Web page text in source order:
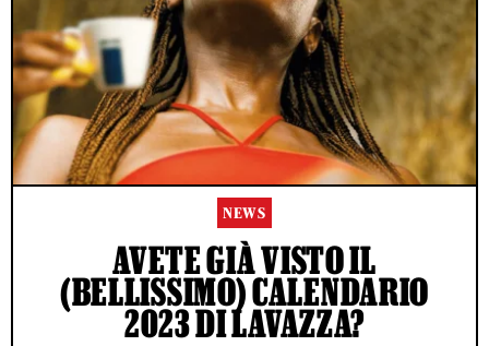
NEWS
AVETE GIÀ VISTO IL
(BELLISSIMO) CALENDARIO
2023 DI LAVAZZA?